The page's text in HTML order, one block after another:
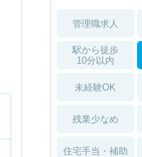
管理職求人
駅から徒歩
10分以内
未経験OK
残業少なめ
住宅手当・補助